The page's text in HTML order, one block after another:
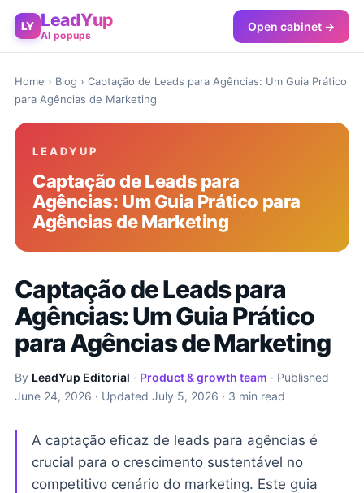
LY LeadYup
AI popups
Open cabinet →
Home › Blog › Captação de Leads para Agências: Um Guia Prático
para Agências de Marketing
LEADYUP
Captação de Leads para
Agências: Um Guia Prático para
Agências de Marketing
Captação de Leads para
Agências: Um Guia Prático
para Agências de Marketing
By LeadYup Editorial · Product & growth team · Published
June 24, 2026 · Updated July 5, 2026 · 3 min read
A captação eficaz de leads para agências é
crucial para o crescimento sustentável no
competitivo cenário do marketing. Este guia